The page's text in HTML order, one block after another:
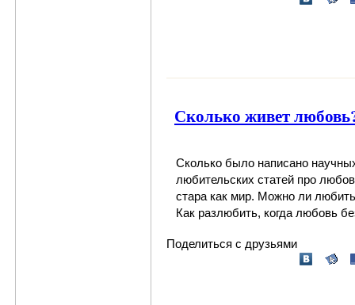
Сколько живет
Сколько было написано
любительских статей про
стара как мир. Можно ли
Как разлюбить, когда любовь
Поделиться с друзьями